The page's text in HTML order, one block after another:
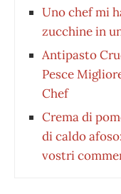
Uno chef mi
zucchine in
Antipasto
Pesce
Chef
Crema di
di caldo
vostri